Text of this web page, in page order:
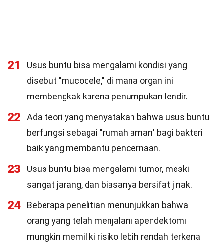
21
Usus buntu bisa mengalami kondisi yang
disebut "mucocele," di mana organ ini
membengkak karena penumpukan lendir.
22
Ada teori yang menyatakan bahwa usus buntu
berfungsi sebagai "rumah aman" bagi bakteri
baik yang membantu pencernaan.
23
Usus buntu bisa mengalami tumor, meski
sangat jarang, dan biasanya bersifat jinak.
24
Beberapa penelitian menunjukkan bahwa
orang yang telah menjalani apendektomi
mungkin memiliki risiko lebih rendah terkena